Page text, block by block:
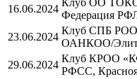
16.06.2024
Федерация
23.06.2024
Клуб СПБ РОО
ОАНКОО/
29.06.2024
Клуб КРОО
РФСС,